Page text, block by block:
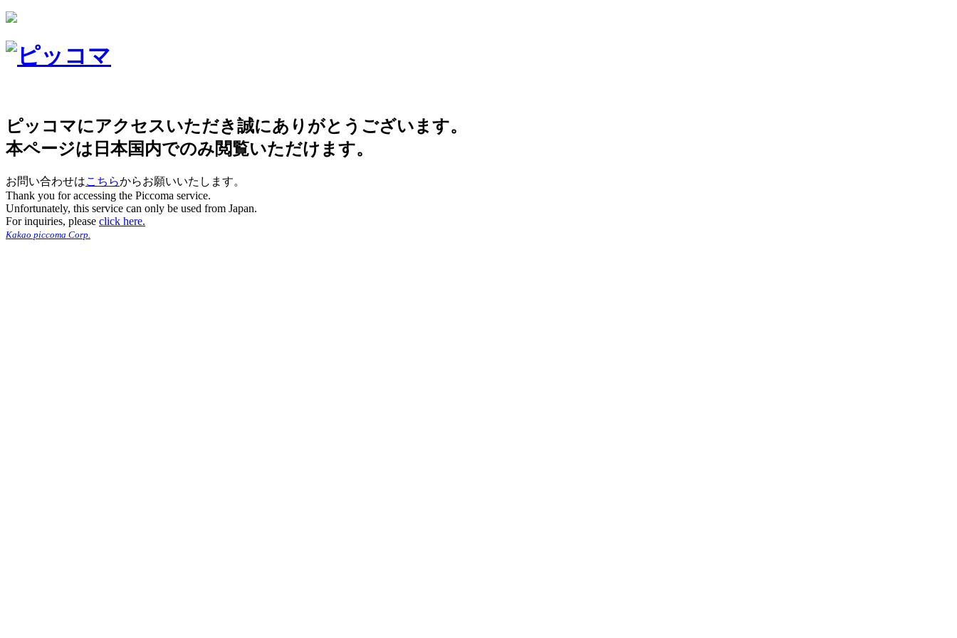
ピッコマにアクセスいただき誠にありがとうございます。
本ページは日本国内でのみ閲覧いただけます。
お問い合わせはこちらからお願いいたします。
Thank you for accessing the Piccoma service.
Unfortunately, this service can only be used from Japan.
For inquiries, please click here.
Kakao piccoma Corp.